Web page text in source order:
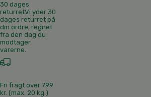
30 dages
returretVi yder 30
dages returret på
din ordre, regnet
fra den dag du
modtager
varerne.
Fri fragt over 799
kr. (max. 20 kg.)